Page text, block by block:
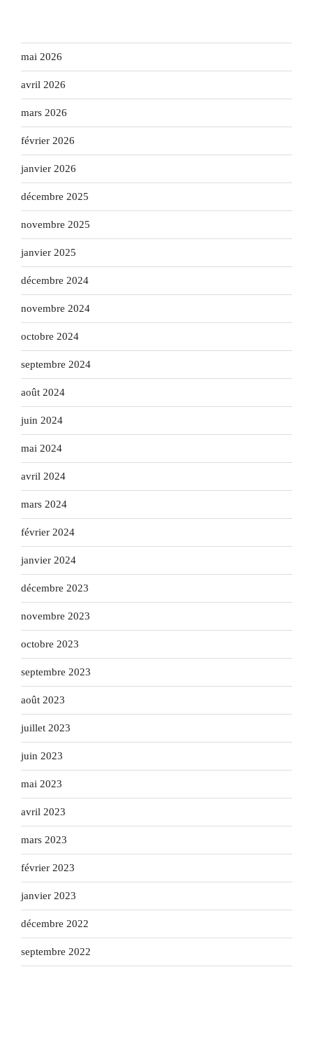
mai 2026
avril 2026
mars 2026
février 2026
janvier 2026
décembre 2025
novembre 2025
janvier 2025
décembre 2024
novembre 2024
octobre 2024
septembre 2024
août 2024
juin 2024
mai 2024
avril 2024
mars 2024
février 2024
janvier 2024
décembre 2023
novembre 2023
octobre 2023
septembre 2023
août 2023
juillet 2023
juin 2023
mai 2023
avril 2023
mars 2023
février 2023
janvier 2023
décembre 2022
septembre 2022